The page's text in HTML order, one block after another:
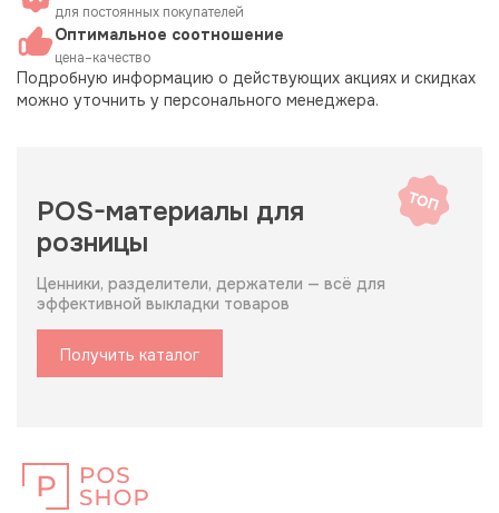
для постоянных покупателей
Оптимальное соотношение
цена–качество
Подробную информацию о действующих акциях и скидках
можно уточнить у персонального менеджера.
POS-материалы для
розницы
Ценники, разделители, держатели — всё для
эффективной выкладки товаров
Получить каталог